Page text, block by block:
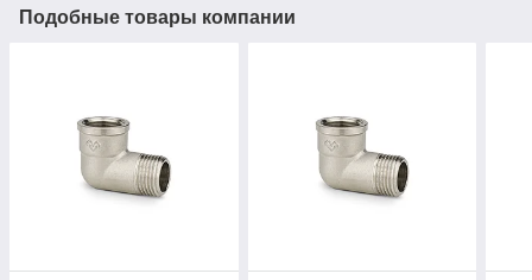
Подобные товары компании